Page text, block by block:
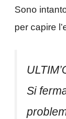
Sono
per capire
Si